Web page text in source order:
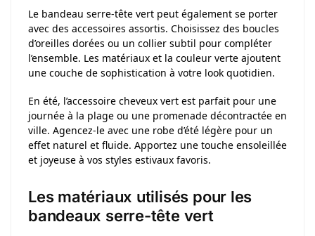
Le bandeau serre-tête vert peut également se porter
avec des accessoires assortis. Choisissez des boucles
d’oreilles dorées ou un collier subtil pour compléter
l’ensemble. Les matériaux et la couleur verte ajoutent
une couche de sophistication à votre look quotidien.
En été, l’accessoire cheveux vert est parfait pour une
journée à la plage ou une promenade décontractée en
ville. Agencez-le avec une robe d’été légère pour un
effet naturel et fluide. Apportez une touche ensoleillée
et joyeuse à vos styles estivaux favoris.
Les matériaux utilisés pour les
bandeaux serre-tête vert